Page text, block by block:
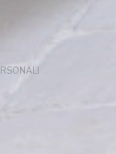
NUOVA FINESTRA))
UNA NUOVA
UNA NUOVA FINESTRA))